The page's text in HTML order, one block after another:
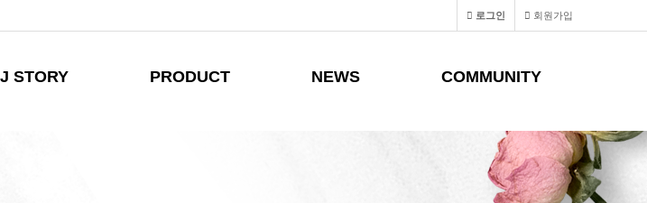
회원가입
로그인
STORY PRODUCT NEWS COMMUNITY